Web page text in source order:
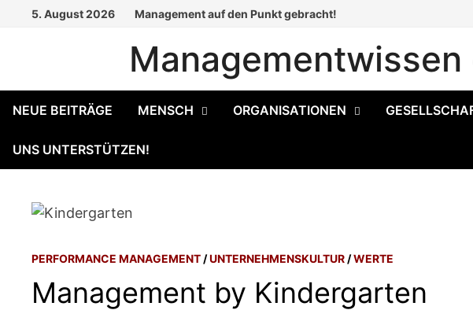
5. August 2026 Management auf den Punkt gebracht!
Managementwissen
NEUE BEITRÄGE MENSCH ORGANISATIONEN
UNS UNTERSTÜTZEN!
PERFORMANCE MANAGEMENT /UNTERNEHMENSKULTUR /WERTE
Management by Kindergarten